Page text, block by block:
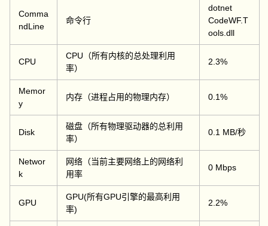
Comma
ndLine
命令行
dotnet
CodeWF.T
ools.dll
CPU
CPU（所有内核的总处理利用
率）
2.3%
Memor
y
内存（进程占用的物理内存） 0.1%
Disk
磁盘（所有物理驱动器的总利用
率）
0.1 MB/秒
Networ
k
网络（当前主要网络上的网络利
用率
0 Mbps
GPU
GPU(所有GPU引擎的最高利用
率)
2.2%